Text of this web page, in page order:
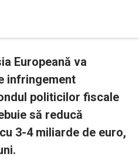
Europeană va
infringement
politicilor fiscale
să reducă
3-4 miliarde de euro,